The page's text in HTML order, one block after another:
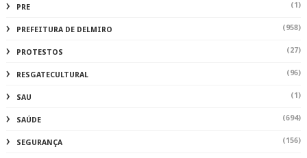
PRE (1)
PREFEITURA DE DELMIRO (958)
PROTESTOS (27)
RESGATECULTURAL (96)
SAU (1)
SAÚDE (694)
SEGURANÇA (156)